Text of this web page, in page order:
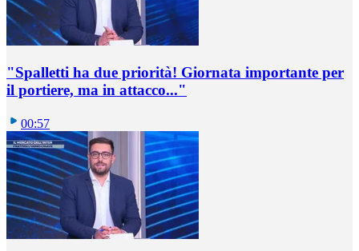
"Spalletti ha due priorità! Giornata importante per
il portiere, ma in attacco..."
00:57